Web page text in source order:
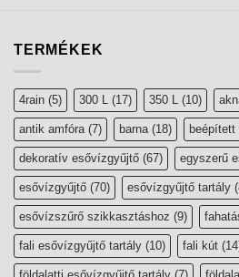
TERMÉKEK
4rain (5) 300 L (17) 350 L (10)
antik amfóra(7) barna(18) beépített
dekoratív esővízgyűjtő (67) egyszerű
esővízgyűjtő (70) esővízgyűjtő tartály
esővízszűrő szikkasztáshoz (9)
fali esővízgyűjtő tartály (10) fali kút